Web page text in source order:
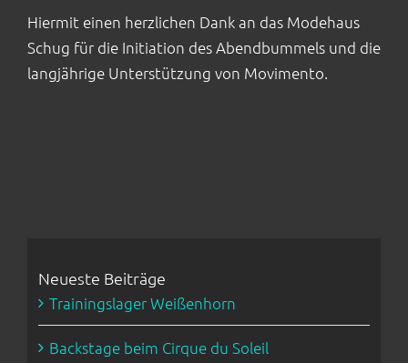
Hiermit einen herzlichen Dank an das Modehaus
Schug für die Initiation des Abendbummels und die
langjährige Unterstützung von Movimento.
Neueste Beiträge
Trainingslager Weißenhorn
Backstage beim Cirque du Soleil